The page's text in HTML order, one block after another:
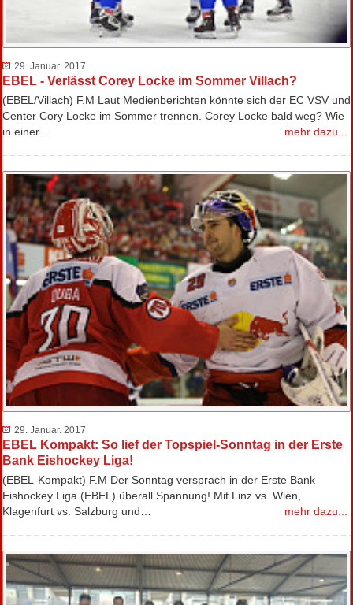
29. Januar. 2017
EBEL - Verlässt Corey Locke im Sommer Villach?
(EBEL/Villach) F.M Laut Medienberichten könnte sich der EC VSV und
Center Cory Locke im Sommer trennen. Corey Locke bald weg? Wie
in einer…
mehr dazu...
29. Januar. 2017
EBEL Kompakt: So lief der Topspiel-Sonntag in der Erste
Bank Eishockey Liga!
(EBEL-Kompakt) F.M Der Sonntag versprach in der Erste Bank
Eishockey Liga (EBEL) überall Spannung! Mit Linz vs. Wien,
Klagenfurt vs. Salzburg und…
mehr dazu...